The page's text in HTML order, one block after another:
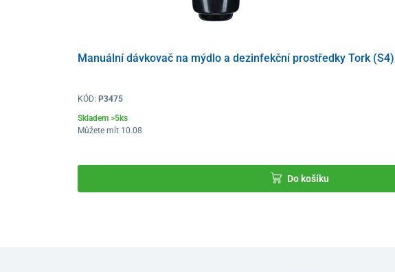
Manuální dávkovač na mýdlo a dezinfekční prostředky Tork
KÓD: P3475
Skladem >5ks
Můžete mít 10.08
Do košíku